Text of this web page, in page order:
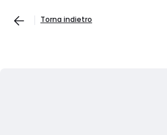
Torna indietro